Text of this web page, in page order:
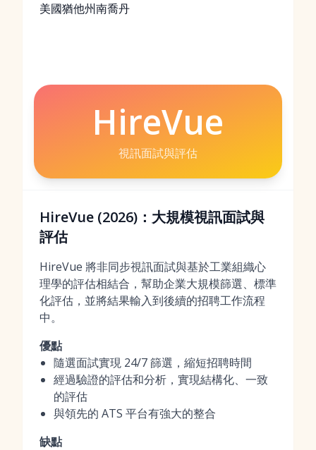
美國猶他州南喬丹
HireVue
視訊面試與評估
HireVue (2026)：大規模視訊面試與
評估
HireVue 將非同步視訊面試與基於工業組織心
理學的評估相結合，幫助企業大規模篩選、標準
化評估，並將結果輸入到後續的招聘工作流程
中。
優點
隨選面試實現 24/7 篩選，縮短招聘時間
經過驗證的評估和分析，實現結構化、一致
的評估
與領先的 ATS 平台有強大的整合
缺點